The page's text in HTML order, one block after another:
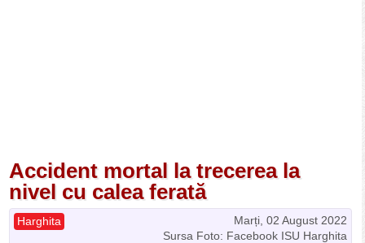
Accident mortal la trecerea la
nivel cu calea ferată
Marți, 02 August 2022
Harghita
Sursa Foto: Facebook ISU Harghita